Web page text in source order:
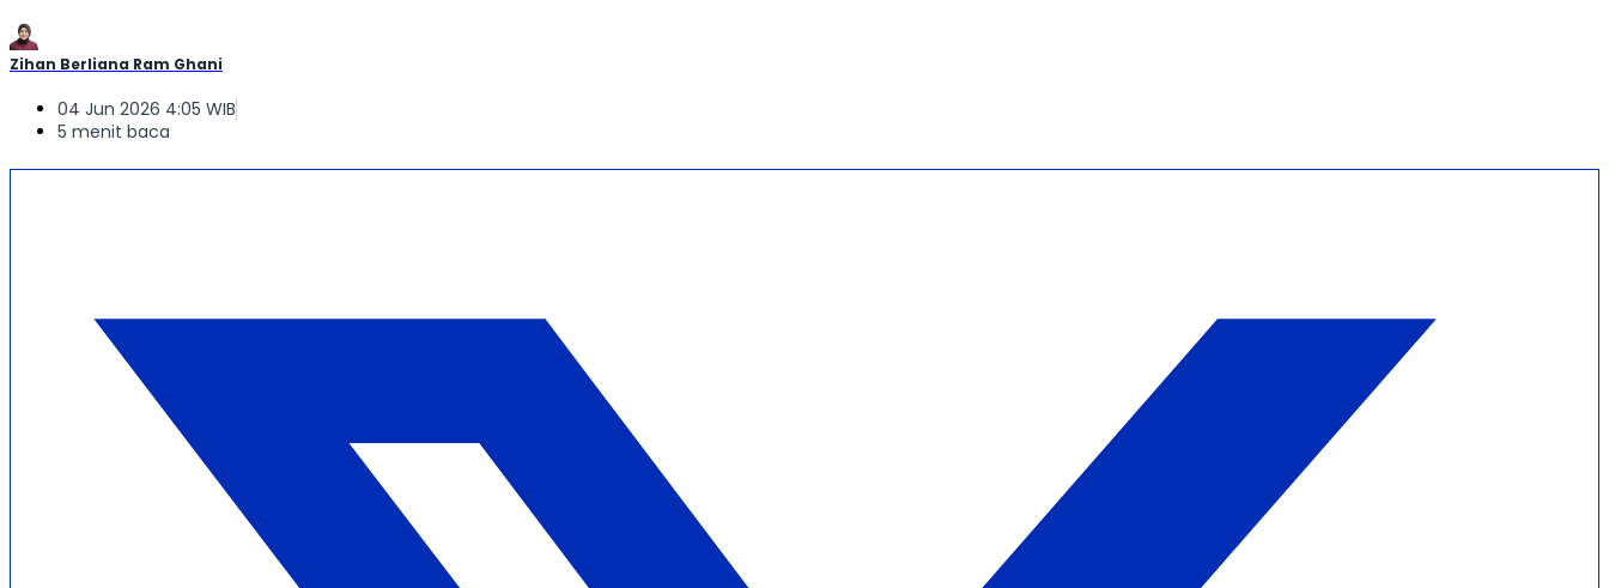
Zihan Berliana Ram Ghani
04 Jun 2026 4:05 WIB
5 menit baca